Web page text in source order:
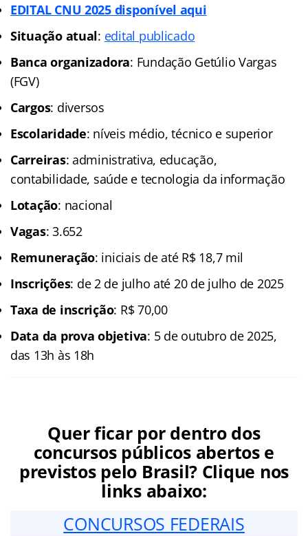
EDITAL CNU 2025 disponível aqui
Situação atual: edital publicado
Banca organizadora: Fundação Getúlio Vargas
(FGV)
Cargos: diversos
Escolaridade: níveis médio, técnico e superior
Carreiras: administrativa, educação,
contabilidade, saúde e tecnologia da informação
Lotação: nacional
Vagas: 3.652
Remuneração: iniciais de até R$ 18,7 mil
Inscrições: de 2 de julho até 20 de julho de 2025
Taxa de inscrição: R$ 70,00
Data da prova objetiva: 5 de outubro de 2025,
das 13h às 18h
Quer ficar por dentro dos
concursos públicos abertos e
previstos pelo Brasil? Clique nos
links abaixo:
CONCURSOS FEDERAIS